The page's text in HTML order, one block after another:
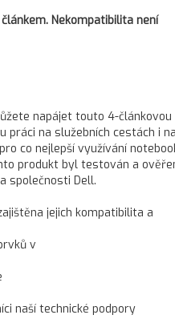
Nekompatibilita není
napájet touto 4-článkovou
práci na služebních cestách i na
co nejlepší využívání
produkt byl testován a
společnosti Dell.
jejich kompatibilita a
v
naší technické podpory